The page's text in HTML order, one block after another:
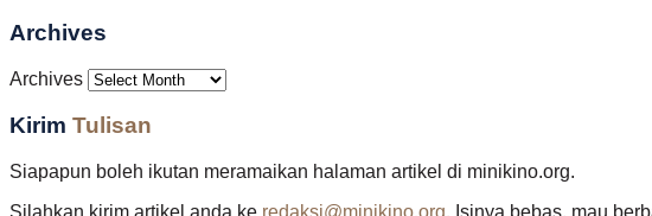
Archives
Archives
Kirim Tulisan
Siapapun boleh ikutan meramaikan halaman artikel di minikino.org.